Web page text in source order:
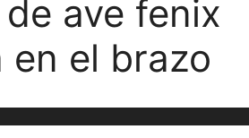
ave fenix
en el brazo